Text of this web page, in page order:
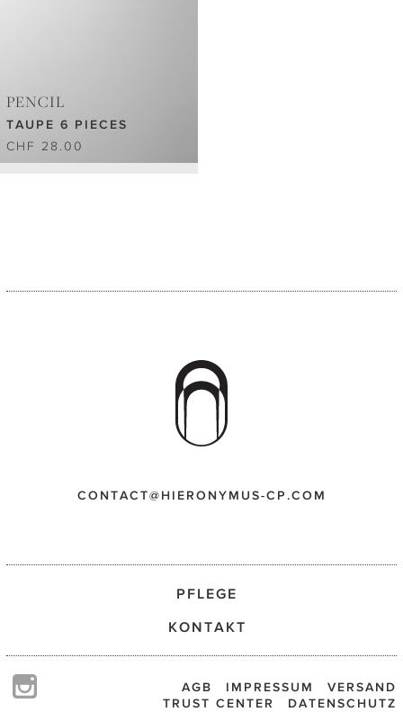
PENCIL
TAUPE 6 PIECES
CHF 28.00
CONTACT@HIERONYMUS-CP.COM
PFLEGE
KONTAKT
VERSAND
IMPRESSUM
AGB
DATENSCHUTZ
TRUST CENTER